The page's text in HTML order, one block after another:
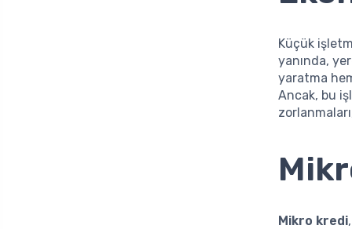
Küçük
yanında,
yaratma
Ancak, bu
Mikro kredi